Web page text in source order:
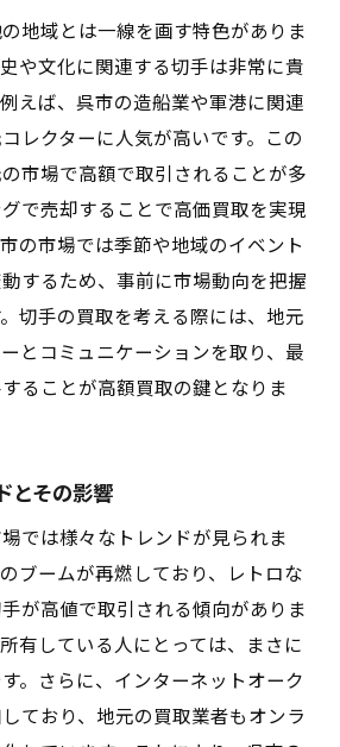
地域とは一線を画す特色がありま
や文化に関連する切手は非常に貴
えば、呉市の造船業や軍港に関連
レクターに人気が高いです。この
市場で高額で取引されることが多
で売却することで高価買取を実現
の市場では季節や地域のイベント
するため、事前に市場動向を把握
切手の買取を考える際には、地元
とコミュニケーションを取り、最
ることが高額買取の鍵となりま
とその影響
では様々なトレンドが見られま
ブームが再燃しており、レトロな
が高値で取引される傾向がありま
有している人にとっては、まさに
。さらに、インターネットオーク
ており、地元の買取業者もオンラ